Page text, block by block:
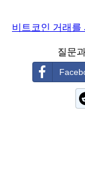
비트코인 거래를
질문